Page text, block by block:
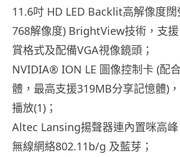
11.6吋 HD LED Backlit高解像度
768解像度) BrightView技術，支
賞格式及配備VGA視像鏡頭；
NVIDIA® ION LE 圖像控制卡 (配
體，最高支援319MB分享記憶體)
播放(1)；
Altec Lansing揚聲器連內置咪高峰
無線網絡802.11b/g 及藍芽；